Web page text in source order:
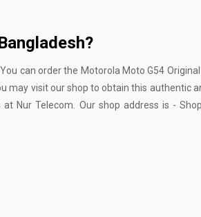
can order the Motorola Moto G54 Original
may visit our shop to obtain this authentic
Nur Telecom. Our shop address is -